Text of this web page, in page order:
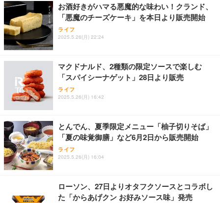
お酒好きがハマる悪魔的な味わい！クランド、
「悪魔のチーズケーキ」を本日より販売開始
ライフ
2025.5.26(月) 22:24
マクドナルド、2種類の限定ソースで楽しむ
「スパイシーナゲット」28日より販売
ライフ
2025.5.26(月) 16:42
とんでん、夏季限定メニュー「柚子切りそば」
「夏の味覚御膳」など6月2日から販売開始
ライフ
2025.5.26(月) 16:04
ローソン、27日よりオタフクソースとコラボし
た「からあげクン お好みソース味」発売